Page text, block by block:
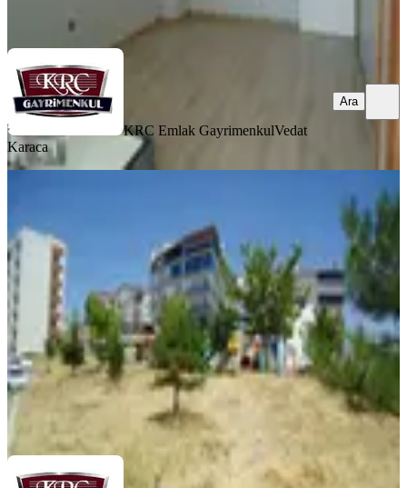
KRC Emlak GayrimenkulVedat
Karaca
Ara
Krc Den Merkezi Konumda Önü Açık
Mamak, Altıağaç Mahallesi
2+1· 90 m²·Kot 1 ·06.08.2026
3.620.000 ₺
KRC Emlak Gayrimenkul Vedat Karaca